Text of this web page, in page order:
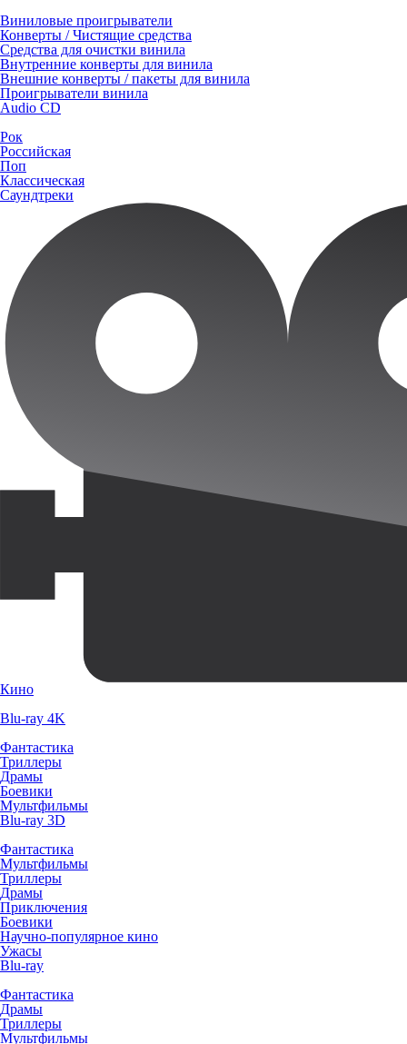
Виниловые проигрыватели
Конверты / Чистящие средства
Средства для очистки винила
Внутренние конверты для винила
Внешние конверты / пакеты для винила
Проигрыватели винила
Audio CD
Рок
Российская
Поп
Классическая
Саундтреки
Кино
Blu-ray 4K
Фантастика
Триллеры
Драмы
Боевики
Мультфильмы
Blu-ray 3D
Фантастика
Мультфильмы
Триллеры
Драмы
Приключения
Боевики
Научно-популярное кино
Ужасы
Blu-ray
Фантастика
Драмы
Триллеры
Мультфильмы